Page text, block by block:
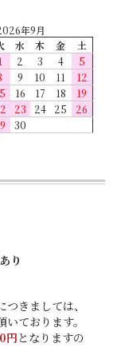
年9月
水 木 金
土
2 3 4
5
9 10 11
12
16 17 18
19
23 24 25
26
30
り
きましては、
ております。
円 となりますの